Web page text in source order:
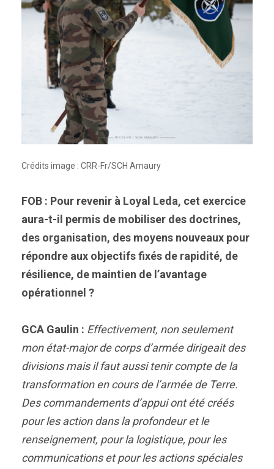
Crédits image : CRR-Fr/SCH Amaury
FOB : Pour revenir à Loyal Leda, cet exercice
aura-t-il permis de mobiliser des doctrines,
des organisation, des moyens nouveaux pour
répondre aux objectifs fixés de rapidité, de
résilience, de maintien de l’avantage
opérationnel ?
GCA Gaulin : Effectivement, non seulement
mon état-major de corps d’armée dirigeait des
divisions mais il faut aussi tenir compte de la
transformation en cours de l’armée de Terre.
Des commandements d’appui ont été créés
pour les action dans la profondeur et le
renseignement, pour la logistique, pour les
communications et pour les actions spéciales